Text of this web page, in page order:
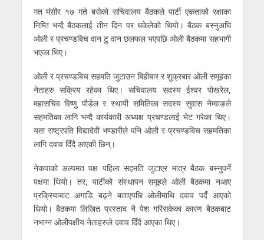
गत मंसीर १७ गते बसेको सचिवालय बैठकले पार्टी एकताको रक्षाका
निम्ति भन्दै बैठकलाई तीन दिन पर धकेलेको थियो। बैठक बस्नुअघि
ओली र प्रचण्डबिच वान टु वान छलफल भएपछि ओली बैठकमा सहभागी
भएका थिए।
ओली र प्रचण्डबिच सहमति जुटाउन बिहीबार र शुक्रबार ओली समूहका
नेताहरु सक्रिय रहेका थिए। सचिवालय सदस्य ईश्वर पोखरेल,
महासचिव विष्णु पौडेल र स्थायी समितिका सदस्य सुवास नेम्वाङले
सहमतिका लागि भन्दै कार्यकारी अध्यक्ष प्रचण्डलाई भेट गरेका थिए।
यता राष्ट्रपति विद्यादेवी भण्डारीले पनि ओली र प्रचण्डबिच सहमतिका
लागि दवाव दिँदै आएकी छिन्।
नेकपाको अल्पमत पक्ष पहिला सहमति जुटाएर मात्र बैठक बस्नुपर्ने
पक्षमा थियो। तर, पार्टीको संस्थापन समूहले ओली बैठकमा नआए
प्रक्रियाबाट अगाडि बढ्ने बताएपछि ओलीमाथि दवाव पर्दै आएको
थियो। बैठकमा लिखित प्रस्ताव नै पेश गरिसकेका कारण बैठकबाट
नभाग्न ओलीपक्षीय नेताहरुले दवाव दिँदै आएका थिए।